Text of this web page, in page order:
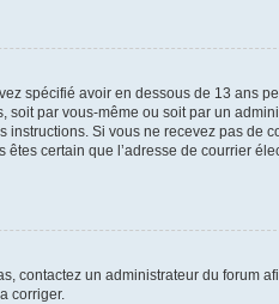
spécifié avoir en dessous de 13 ans
par vous-même ou soit par un
Si vous ne recevez pas de
certain que l’adresse de courrier
contactez un administrateur du forum
corriger.